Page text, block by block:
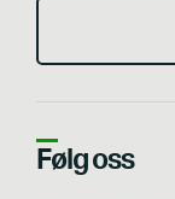
Følg oss